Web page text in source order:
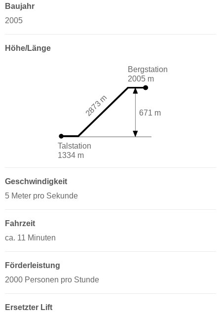
Baujahr
2005
Höhe/Länge
Talstation
1334 m
Bergstation
2005 m
671 m
2873 m
Geschwindigkeit
5 Meter pro Sekunde
Fahrzeit
ca. 11 Minuten
Förderleistung
2000 Personen pro Stunde
Ersetzter Lift